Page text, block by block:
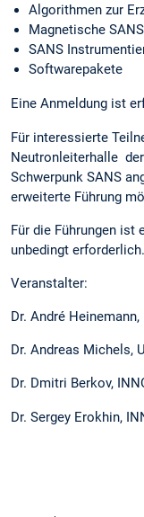
Algorithmen zur
Magnetische
SANS
Softwarepakete
Eine Anmeldung ist
Für interessierte
Neutronleiterhalle
Schwerpunk SANS
erweiterte Führung
Für die Führungen ist
unbedingt erforderlich.
Veranstalter:
Dr. André
Dr. Andreas Michels,
Dr. Dmitri Berkov,
Dr. Sergey Erokhin,